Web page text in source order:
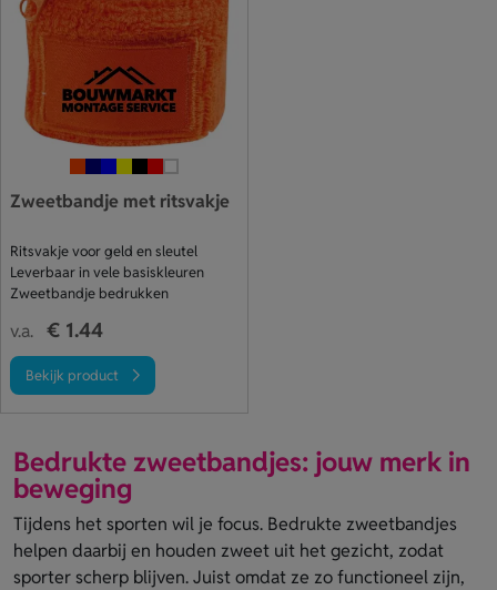
Zweetbandje met ritsvakje
Ritsvakje voor geld en sleutel
Leverbaar in vele basiskleuren
Zweetbandje bedrukken
v.a. € 1.44
Bekijk product
Bedrukte zweetbandjes: jouw merk in
beweging
Tijdens het sporten wil je focus. Bedrukte zweetbandjes
helpen daarbij en houden zweet uit het gezicht, zodat
sporter scherp blijven. Juist omdat ze zo functioneel zijn,